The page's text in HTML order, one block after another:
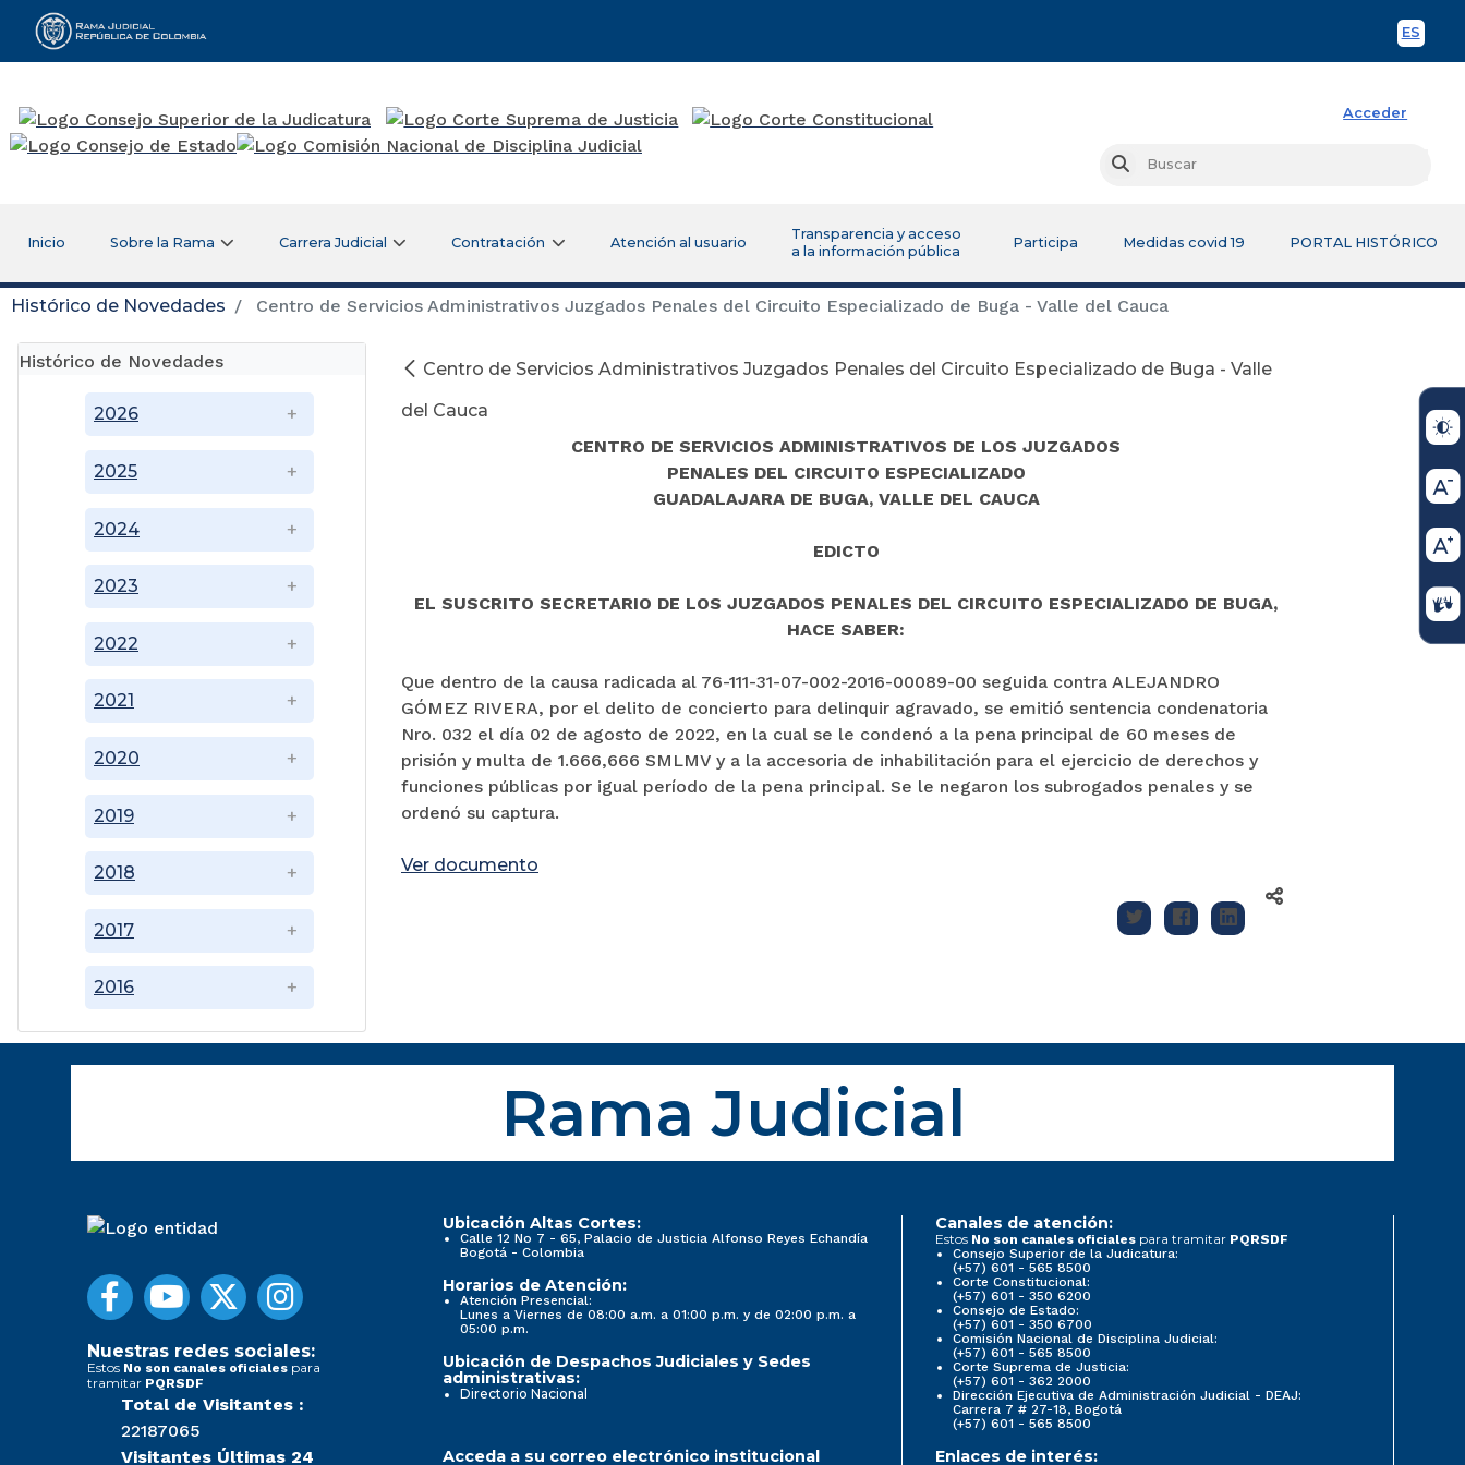
ES
Rama Judicial
Acceder
Buscar
Inicio Sobre la Rama Carrera Judicial Contratación Atención al usuario
Transparencia y acceso
a la información pública
Participa Medidas covid 19 PORTAL HISTÓRICO
Histórico de Novedades Centro de Servicios Administrativos Juzgados Penales del Circuito Especializado de Buga - Valle del Cauca
Histórico de Novedades
2016
2017
2018
2019
2020
2021
2022
2023
2024
2025
2026
Centro de Servicios Administrativos Juzgados Penales del Circuito Especializado de Buga - Valle
del Cauca
CENTRO DE SERVICIOS ADMINISTRATIVOS DE LOS JUZGADOS
PENALES DEL CIRCUITO ESPECIALIZADO
GUADALAJARA DE BUGA, VALLE DEL CAUCA
EDICTO
EL SUSCRITO SECRETARIO DE LOS JUZGADOS PENALES DEL CIRCUITO ESPECIALIZADO DE BUGA,
HACE SABER:
Que dentro de la causa radicada al 76-111-31-07-002-2016-00089-00 seguida contra ALEJANDRO
GÓMEZ RIVERA, por el delito de concierto para delinquir agravado, se emitió sentencia condenatoria
Nro. 032 el día 02 de agosto de 2022, en la cual se le condenó a la pena principal de 60 meses de
prisión y multa de 1.666,666 SMLMV y a la accesoria de inhabilitación para el ejercicio de derechos y
funciones públicas por igual período de la pena principal. Se le negaron los subrogados penales y se
ordenó su captura.
Ver documento
Rama Judicial
Nuestras redes sociales:
Estos No son canales oficiales para
tramitar PQRSDF
Total de Visitantes :
22187065
Visitantes Últimas 24
Ubicación Altas Cortes:
Calle 12 No 7 - 65, Palacio de Justicia Alfonso Reyes Echandía
Bogotá - Colombia
Horarios de Atención:
Atención Presencial:
Lunes a Viernes de 08:00 a.m. a 01:00 p.m. y de 02:00 p.m. a
05:00 p.m.
Ubicación de Despachos Judiciales y Sedes
administrativas:
Directorio Nacional
Canales de atención:
Estos No son canales oficiales para tramitar PQRSDF
Consejo Superior de la Judicatura:
(+57) 601 - 565 8500
Corte Constitucional:
(+57) 601 - 350 6200
Consejo de Estado:
(+57) 601 - 350 6700
Comisión Nacional de Disciplina Judicial:
(+57) 601 - 565 8500
Corte Suprema de Justicia:
(+57) 601 - 362 2000
Dirección Ejecutiva de Administración Judicial - DEAJ:
Carrera 7 # 27-18, Bogotá
(+57) 601 - 565 8500
Acceda a su correo electrónico institucional Enlaces de interés: